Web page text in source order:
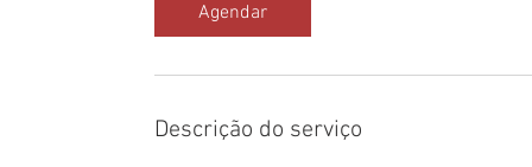
Agendar
Descrição do serviço